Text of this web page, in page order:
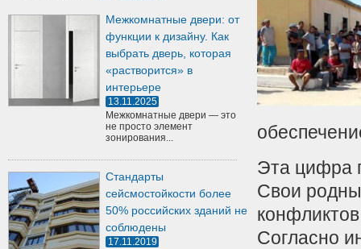
Артикул:
Межкомнатные двери: от
функции к дизайну. Как
выбрать дверь, которая
«растворится» в
интерьере
13.11.2025
Межкомнатные двери — это
не просто элемент
зонирования...
Стандарты
сейсмостойкости более
50% российских зданий не
соблюдены
17.11.2019
Эта цифра
Свои
Согласно